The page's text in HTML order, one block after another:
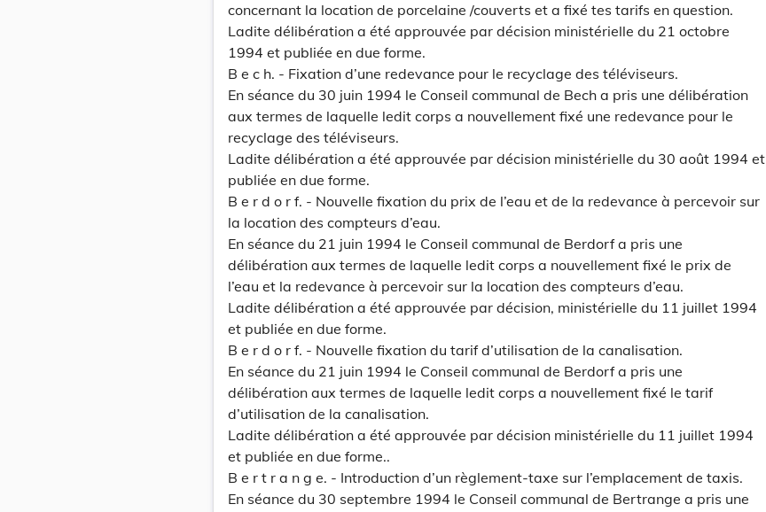
concernant la location de porcelaine /couverts et a fixé tes tarifs en question.
Ladite délibération a été approuvée par décision ministérielle du 21 octobre
1994 et publiée en due forme.
B e c h. - Fixation d’une redevance pour le recyclage des téléviseurs.
En séance du 30 juin 1994 le Conseil communal de Bech a pris une délibération
aux termes de laquelle ledit corps a nouvellement fixé une redevance pour le
recyclage des téléviseurs.
Ladite délibération a été approuvée par décision ministérielle du 30 août 1994 et
publiée en due forme.
B e r d o r f. - Nouvelle fixation du prix de l’eau et de la redevance à percevoir sur
la location des compteurs d’eau.
En séance du 21 juin 1994 le Conseil communal de Berdorf a pris une
délibération aux termes de laquelle ledit corps a nouvellement fixé le prix de
l’eau et la redevance à percevoir sur la location des compteurs d’eau.
Ladite délibération a été approuvée par décision, ministérielle du 11 juillet 1994
et publiée en due forme.
B e r d o r f. - Nouvelle fixation du tarif d’utilisation de la canalisation.
En séance du 21 juin 1994 le Conseil communal de Berdorf a pris une
délibération aux termes de laquelle ledit corps a nouvellement fixé le tarif
d’utilisation de la canalisation.
Ladite délibération a été approuvée par décision ministérielle du 11 juillet 1994
et publiée en due forme..
B e r t r a n g e. - Introduction d’un règlement-taxe sur l’emplacement de taxis.
En séance du 30 septembre 1994 le Conseil communal de Bertrange a pris une